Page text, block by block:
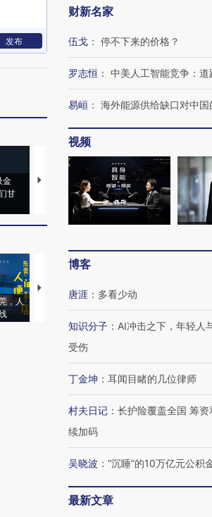
发布
金
甘
马航飞行员跨国走私7万
粒摇头丸 尿检体内含3种
视线｜被称为“
度Z世代 用街头
育部长拱下台
，人
【推广】走进第四届链博
会，让数智科技“链”接产
有意思的生活方
财新名家
伍戈 ： 停不下来的价格？
罗志恒 ： 中美人工智能竞争：
易峘 ： 海外能源供给缺口对中国
视频
博客
唐涯 ： 多看少动
知识分子 ： AI冲击之下，年轻人
受伤
丁金坤 ： 耳闻目睹的几位律师
村夫日记 ： 长护险覆盖全国 筹
续加码
吴晓波 ： “沉睡”的10万亿元公积
最新文章